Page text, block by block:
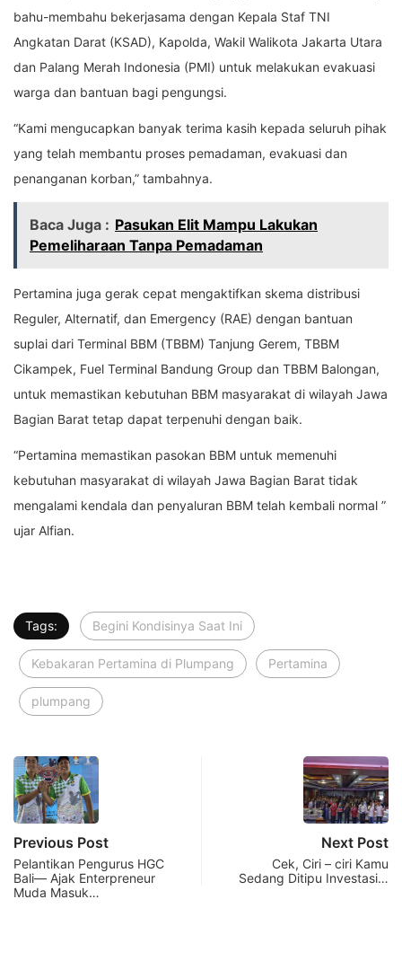
bahu-membahu bekerjasama dengan Kepala Staf TNI
Angkatan Darat (KSAD), Kapolda, Wakil Walikota Jakarta Utara
dan Palang Merah Indonesia (PMI) untuk melakukan evakuasi
warga dan bantuan bagi pengungsi.
“Kami mengucapkan banyak terima kasih kepada seluruh pihak
yang telah membantu proses pemadaman, evakuasi dan
penanganan korban,” tambahnya.
Baca Juga : Pasukan Elit Mampu Lakukan
Pemeliharaan Tanpa Pemadaman
Pertamina juga gerak cepat mengaktifkan skema distribusi
Reguler, Alternatif, dan Emergency (RAE) dengan bantuan
suplai dari Terminal BBM (TBBM) Tanjung Gerem, TBBM
Cikampek, Fuel Terminal Bandung Group dan TBBM Balongan,
untuk memastikan kebutuhan BBM masyarakat di wilayah Jawa
Bagian Barat tetap dapat terpenuhi dengan baik.
“Pertamina memastikan pasokan BBM untuk memenuhi
kebutuhan masyarakat di wilayah Jawa Bagian Barat tidak
mengalami kendala dan penyaluran BBM telah kembali normal ”
ujar Alfian.
Tags: Begini Kondisinya Saat Ini
Kebakaran Pertamina di Plumpang Pertamina
plumpang
Previous Post
Pelantikan Pengurus HGC
Bali— Ajak Enterpreneur
Muda Masuk…
Next Post
Cek, Ciri – ciri Kamu
Sedang Ditipu Investasi…